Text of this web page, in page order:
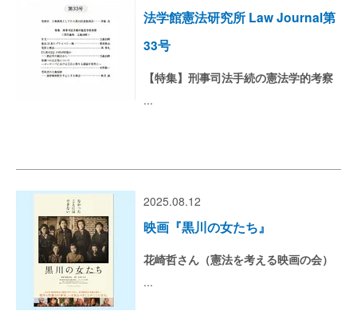
法学館憲法研究所 Law Journal第
33号
【特集】刑事司法手続の憲法学的考察
...
2025.08.12
映画『黒川の女たち』
花崎哲さん（憲法を考える映画の会）
...